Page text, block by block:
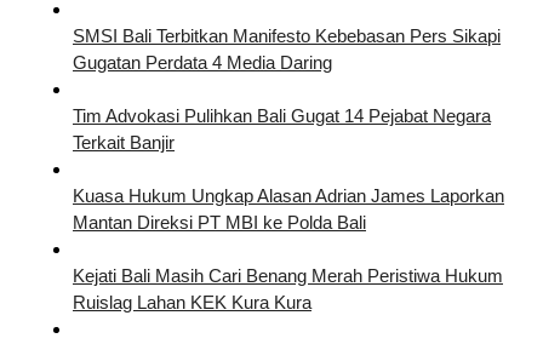
SMSI Bali Terbitkan Manifesto Kebebasan Pers Sikapi
Gugatan Perdata 4 Media Daring
Tim Advokasi Pulihkan Bali Gugat 14 Pejabat Negara
Terkait Banjir
Kuasa Hukum Ungkap Alasan Adrian James Laporkan
Mantan Direksi PT MBI ke Polda Bali
Kejati Bali Masih Cari Benang Merah Peristiwa Hukum
Ruislag Lahan KEK Kura Kura